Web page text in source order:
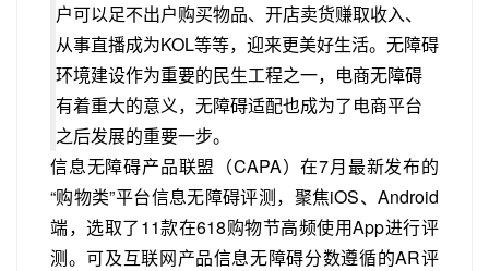
户可以足不出户购买物品、开店卖货赚取收入、
从事直播成为KOL等等，迎来更美好生活。无障碍
环境建设作为重要的民生工程之一，电商无障碍
有着重大的意义，无障碍适配也成为了电商平台
之后发展的重要一步。
信息无障碍产品联盟（CAPA）在7月最新发布的
“购物类”平台信息无障碍评测，聚焦iOS、Android
端，选取了11款在618购物节高频使用App进行评
测。可及互联网产品信息无障碍分数遵循的AR评